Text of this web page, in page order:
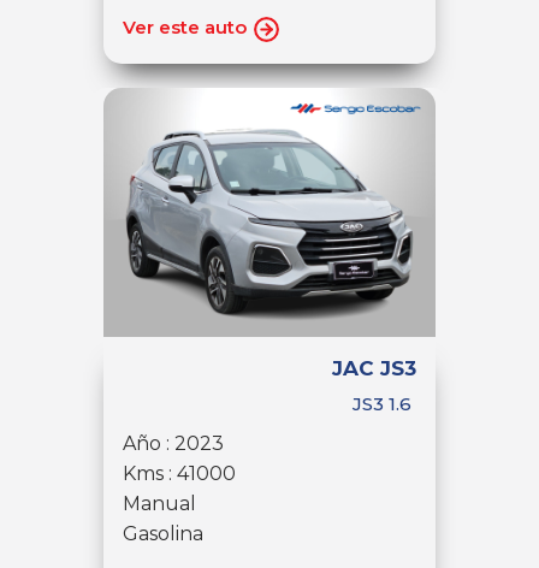
Ver este auto
JAC JS3
JS3 1.6
Año : 2023
Kms : 41000
Manual
Gasolina